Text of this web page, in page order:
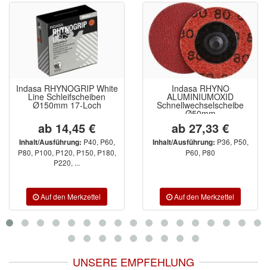
Indasa RHYNOGRIP White
Line Schleifscheiben
Ø150mm 17-Loch
ab 14,45 €
Inhalt/Ausführung: P40, P60,
P80, P100, P120, P150, P180,
P220, ...
Indasa RHYNO
ALUMINIUMOXID
Schnellwechselscheibe
Ø50mm
ab 27,33 €
Inhalt/Ausführung: P36, P50,
P60, P80
UNSERE EMPFEHLUNG